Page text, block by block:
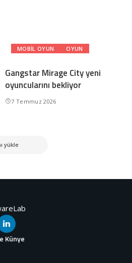
MOBIL OYUN OYUN
Gangstar Mirage City yeni
oyuncularını bekliyor
7 Temmuz 2026
yükle
Künye